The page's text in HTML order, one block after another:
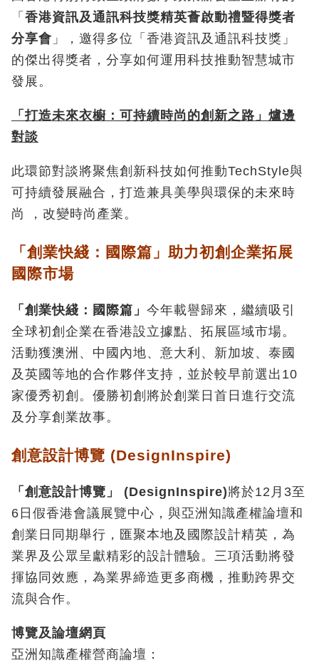
「 香港資訊及通訊科技獎精英薈啟動禮暨得獎者
分享會 」，邀得多位「香港資訊及通訊科技獎」
的傑出得獎者，分享如何運用科技推動智慧城市
發展。
「打造未來衣櫥：可持續時尚的創新之路」爐邊
對談
此環節對談將聚焦創新科技如何推動TechStyle與
可持續發展融合，打造兼具美學與環保的未來時
尚 ，改變時尚產業。
「創業快綫：國際篇」助力初創企業拓展
國際市場
「創業快綫：國際篇」 今年載譽歸來，繼續吸引
全球初創企業在香港設立據點、拓展區域市場。
活動獲澳洲、中國內地、意大利、新加坡、泰國
及英國等地的合作夥伴支持，並於較早前選出10
家優秀初創。優勝初創將於創業日首日進行交流
及分享創業故事。
創意設計博覽 (DesignInspire)
「創意設計博覽」 (DesignInspire)將於12月3至
6日假香港會議展覽中心，與亞洲知識產權論壇和
創業日同期舉行，匯聚本地及國際設計精英，為
業界及公眾呈獻精彩的設計體驗。三項活動將發
揮協同效應，為業界締造更多商機，推動跨界交
流與合作。
博覽及論壇網頁
亞洲知識產權營商論壇：